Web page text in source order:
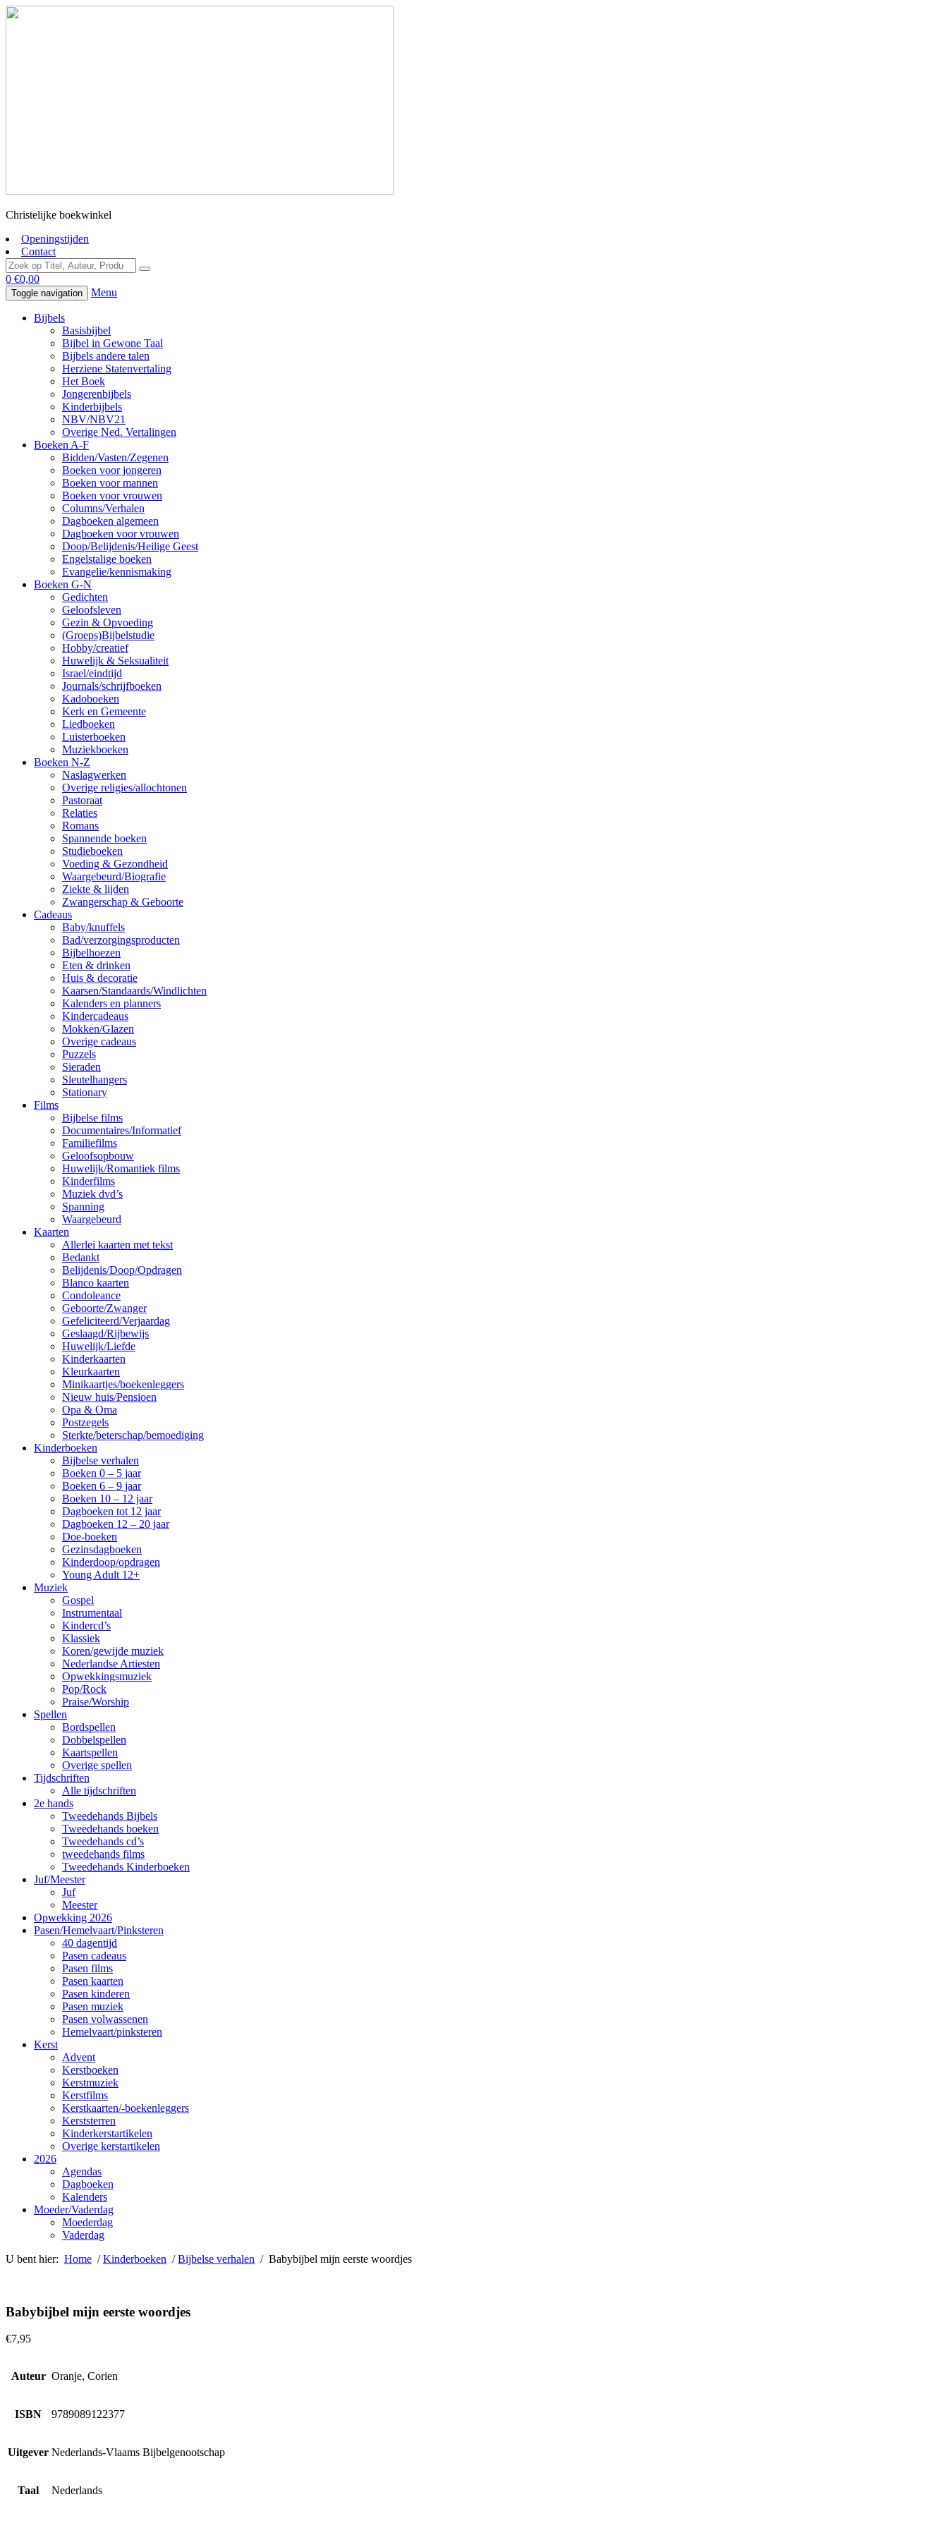
Christelijke boekwinkel
Openingstijden
Contact
0 €0,00
Toggle navigation Menu
Bijbels
Basisbijbel
Bijbel in Gewone Taal
Bijbels andere talen
Herziene Statenvertaling
Het Boek
Jongerenbijbels
Kinderbijbels
NBV/NBV21
Overige Ned. Vertalingen
Boeken A-F
Bidden/Vasten/Zegenen
Boeken voor jongeren
Boeken voor mannen
Boeken voor vrouwen
Columns/Verhalen
Dagboeken algemeen
Dagboeken voor vrouwen
Doop/Belijdenis/Heilige Geest
Engelstalige boeken
Evangelie/kennismaking
Boeken G-N
Gedichten
Geloofsleven
Gezin & Opvoeding
(Groeps)Bijbelstudie
Hobby/creatief
Huwelijk & Seksualiteit
Israel/eindtijd
Journals/schrijfboeken
Kadoboeken
Kerk en Gemeente
Liedboeken
Luisterboeken
Muziekboeken
Boeken N-Z
Naslagwerken
Overige religies/allochtonen
Pastoraat
Relaties
Romans
Spannende boeken
Studieboeken
Voeding & Gezondheid
Waargebeurd/Biografie
Ziekte & lijden
Zwangerschap & Geboorte
Cadeaus
Baby/knuffels
Bad/verzorgingsproducten
Bijbelhoezen
Eten & drinken
Huis & decoratie
Kaarsen/Standaards/Windlichten
Kalenders en planners
Kindercadeaus
Mokken/Glazen
Overige cadeaus
Puzzels
Sieraden
Sleutelhangers
Stationary
Films
Bijbelse films
Documentaires/Informatief
Familiefilms
Geloofsopbouw
Huwelijk/Romantiek films
Kinderfilms
Muziek dvd’s
Spanning
Waargebeurd
Kaarten
Allerlei kaarten met tekst
Bedankt
Belijdenis/Doop/Opdragen
Blanco kaarten
Condoleance
Geboorte/Zwanger
Gefeliciteerd/Verjaardag
Geslaagd/Rijbewijs
Huwelijk/Liefde
Kinderkaarten
Kleurkaarten
Minikaartjes/boekenleggers
Nieuw huis/Pensioen
Opa & Oma
Postzegels
Sterkte/beterschap/bemoediging
Kinderboeken
Bijbelse verhalen
Boeken 0 – 5 jaar
Boeken 6 – 9 jaar
Boeken 10 – 12 jaar
Dagboeken tot 12 jaar
Dagboeken 12 – 20 jaar
Doe-boeken
Gezinsdagboeken
Kinderdoop/opdragen
Young Adult 12+
Muziek
Gospel
Instrumentaal
Kindercd’s
Klassiek
Koren/gewijde muziek
Nederlandse Artiesten
Opwekkingsmuziek
Pop/Rock
Praise/Worship
Spellen
Bordspellen
Dobbelspellen
Kaartspellen
Overige spellen
Tijdschriften
Alle tijdschriften
2e hands
Tweedehands Bijbels
Tweedehands boeken
Tweedehands cd’s
tweedehands films
Tweedehands Kinderboeken
Juf/Meester
Juf
Meester
Opwekking 2026
Pasen/Hemelvaart/Pinksteren
40 dagentijd
Pasen cadeaus
Pasen films
Pasen kaarten
Pasen kinderen
Pasen muziek
Pasen volwassenen
Hemelvaart/pinksteren
Kerst
Advent
Kerstboeken
Kerstmuziek
Kerstfilms
Kerstkaarten/-boekenleggers
Kerststerren
Kinderkerstartikelen
Overige kerstartikelen
2026
Agendas
Dagboeken
Kalenders
Moeder/Vaderdag
Moederdag
Vaderdag
U bent hier: Home /Kinderboeken /Bijbelse verhalen / Babybijbel mijn eerste woordjes
Babybijbel mijn eerste woordjes
€7,95
Auteur Oranje, Corien
ISBN 9789089122377
Uitgever Nederlands-Vlaams Bijbelgenootschap
Taal Nederlands